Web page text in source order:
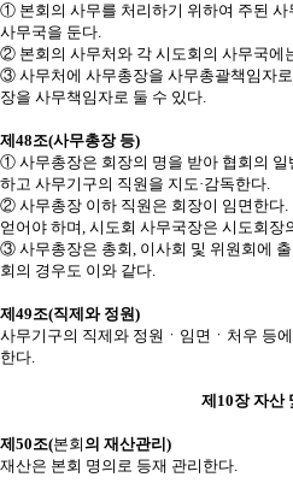
① 본회의 사무를 처리하기 위하여 주된
사무국을 둔다.
② 본회의 사무처와 각 시도회의 사무국에
③ 사무처에 사무총장을 사무총괄책임자
장을 사무책임자로 둘 수 있다.
제 48조(사무총장 등)
① 사무총장은 회장의 명을 받아 협회의
하고 사무기구의 직원을 지도·감독한다.
② 사무총장 이하 직원은 회장이 임면한다.
얻어야 하며, 시도회 사무국장은 시도회장
③ 사무총장은 총회, 이사회 및 위원회에
회의 경우도 이와 같다.
제 49조(직제와 정원)
사무기구의 직제와 정원 ㆍ 임면 ㆍ 처우 등
한다.
제 10장 자산
제 50조(본회 의 재산관리 )
재산은 본회 명의로 등재 관리한다.